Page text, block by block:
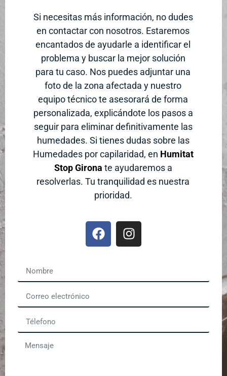
Si necesitas más información, no dudes
en contactar con nosotros. Estaremos
encantados de ayudarle a identificar el
problema y buscar la mejor solución
para tu caso. Nos puedes adjuntar una
foto de la zona afectada y nuestro
equipo técnico te asesorará de forma
personalizada, explicándote los pasos a
seguir para eliminar definitivamente las
humedades. Si tienes dudas sobre las
Humedades por capilaridad, en Humitat
Stop Girona te ayudaremos a
resolverlas. Tu tranquilidad es nuestra
prioridad.